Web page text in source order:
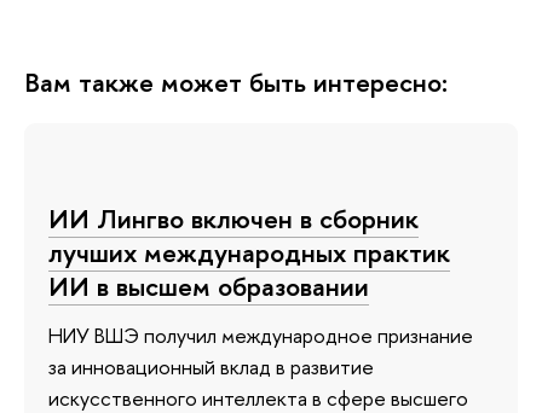
Вам также может быть интересно:
ИИ Лингво включен в сборник
лучших международных практик
ИИ в высшем образовании
НИУ ВШЭ получил международное признание
за инновационный вклад в развитие
искусственного интеллекта в сфере высшего